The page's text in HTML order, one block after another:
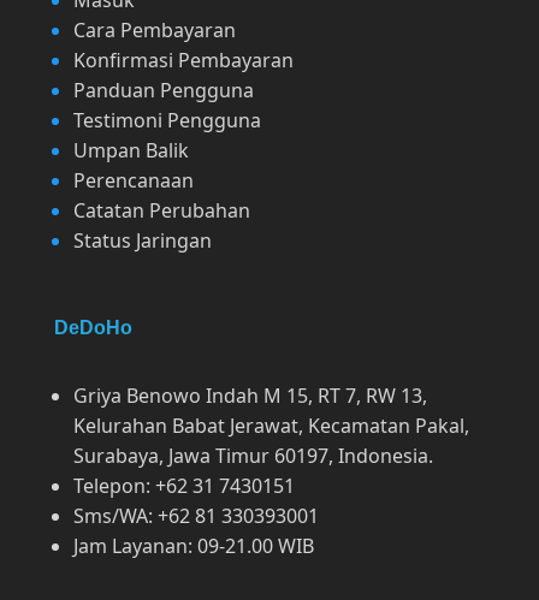
Cara Pembayaran
Konfirmasi Pembayaran
Panduan Pengguna
Testimoni Pengguna
Umpan Balik
Perencanaan
Catatan Perubahan
Status Jaringan
DeDoHo
Griya Benowo Indah M 15, RT 7, RW 13,
Kelurahan Babat Jerawat, Kecamatan Pakal,
Surabaya, Jawa Timur 60197, Indonesia.
Telepon: +62 31 7430151
Sms/WA: +62 81 330393001
Jam Layanan: 09-21.00 WIB